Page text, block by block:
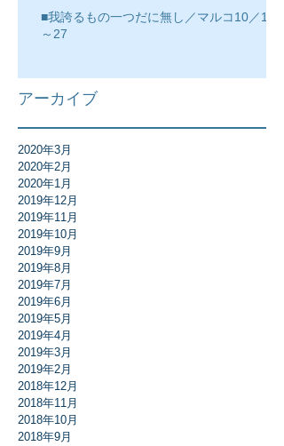
■我誇るもの一つだに無し／マルコ10／17
～27
アーカイブ
2020年3月
2020年2月
2020年1月
2019年12月
2019年11月
2019年10月
2019年9月
2019年8月
2019年7月
2019年6月
2019年5月
2019年4月
2019年3月
2019年2月
2018年12月
2018年11月
2018年10月
2018年9月